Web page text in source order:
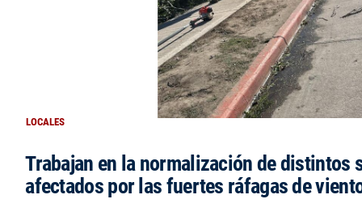
LOCALES
Trabajan en la normalización de distintos
afectados por las fuertes ráfagas de